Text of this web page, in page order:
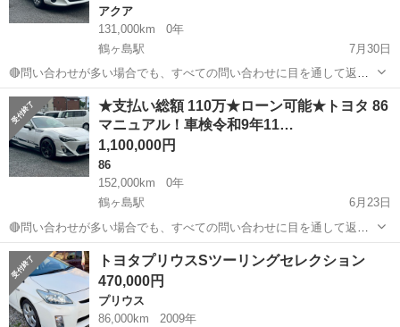
アクア
131,000km
0年
鶴ヶ島駅
7月30日
🔴問い合わせが多い場合でも、すべての問い合わせに目を通して返信
しておりますので、気にせずお気軽にお問い合わせください😊 ◆出品
番号◆ JS6G2147 ◆支払い総額◆ 36.8万円 ローン可能！ 提携ローン
会社による審査...
埼玉 川越市 鶴ヶ島駅 アクア
★支払い総額 110万★ローン可能★トヨタ 86
マニュアル！車検令和9年11…
1,100,000円
86
152,000km
0年
鶴ヶ島駅
6月23日
🔴問い合わせが多い場合でも、すべての問い合わせに目を通して返信
しておりますので、気にせずお気軽にお問い合わせください😊 ◆出品
番号◆ S5J1734 ◆支払い総額◆ 110万円 ローン可能！ 提携ローン...
埼玉 川越市 鶴ヶ島駅 車両
トヨタプリウスSツーリングセレクション
470,000円
プリウス
86,000km
2009年